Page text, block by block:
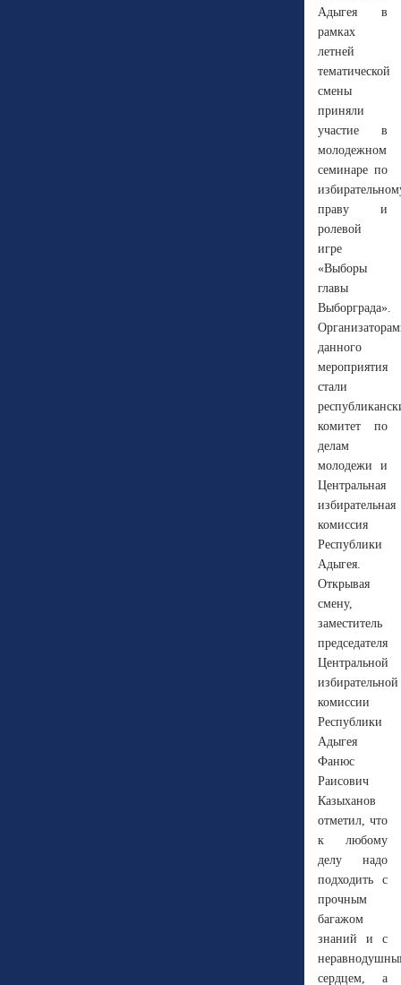
Адыгея в
рамках
летней
тематической
смены
приняли
участие в
молодежном
семинаре по
праву и
ролевой
игре
«Выборы
главы
Выборграда».
данного
мероприятия
стали
комитет по
делам
молодежи и
Центральная
избирательная
комиссия
Республики
Адыгея.
Открывая
смену,
заместитель
председателя
Центральной
избирательной
комиссии
Республики
Адыгея
Фанюс
Раисович
Казыханов
отметил, что
к любому
делу надо
подходить с
прочным
багажом
знаний и с
сердцем, а